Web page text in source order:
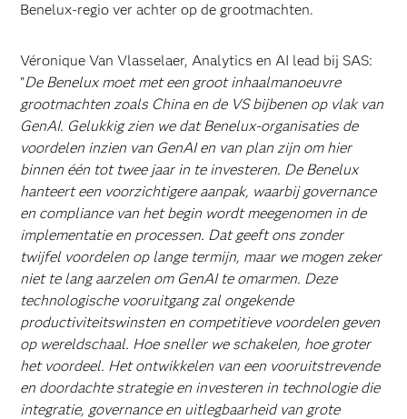
Benelux-regio ver achter op de grootmachten.
Véronique Van Vlasselaer, Analytics en AI lead bij SAS:
"De Benelux moet met een groot inhaalmanoeuvre
grootmachten zoals China en de VS bijbenen op vlak van
GenAI. Gelukkig zien we dat Benelux-organisaties de
voordelen inzien van GenAI en van plan zijn om hier
binnen één tot twee jaar in te investeren. De Benelux
hanteert een voorzichtigere aanpak, waarbij governance
en compliance van het begin wordt meegenomen in de
implementatie en processen. Dat geeft ons zonder
twijfel voordelen op lange termijn, maar we mogen zeker
niet te lang aarzelen om GenAI te omarmen. Deze
technologische vooruitgang zal ongekende
productiviteitswinsten en competitieve voordelen geven
op wereldschaal. Hoe sneller we schakelen, hoe groter
het voordeel. Het ontwikkelen van een vooruitstrevende
en doordachte strategie en investeren in technologie die
integratie, governance en uitlegbaarheid van grote